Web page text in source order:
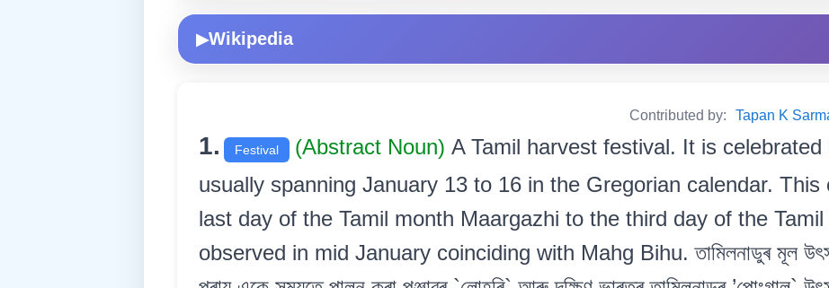
▶Wikipedia
Contributed by: Tapan K
1. Festival (Abstract Noun) A Tamil harvest festival. It is
usually spanning January 13 to 16 in the Gregorian calendar.
last day of the Tamil month Maargazhi to the third day of the
observed in mid January coinciding with Mahg Bihu. তামিলনাডুৰ মূল